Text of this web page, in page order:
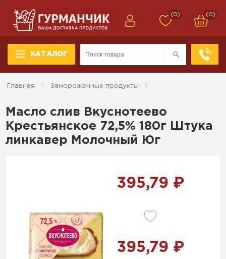
КАТАЛОГ
(0) (0)
Главная Замороженные продукты
Масло слив Вкуснотеево
Крестьянское 72,5% 180г Штука
линкавер Молочный Юг
395,79 ₽
395,79 ₽